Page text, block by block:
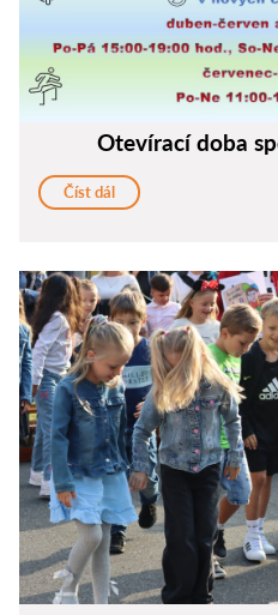
Otevírací doba
Číst dál